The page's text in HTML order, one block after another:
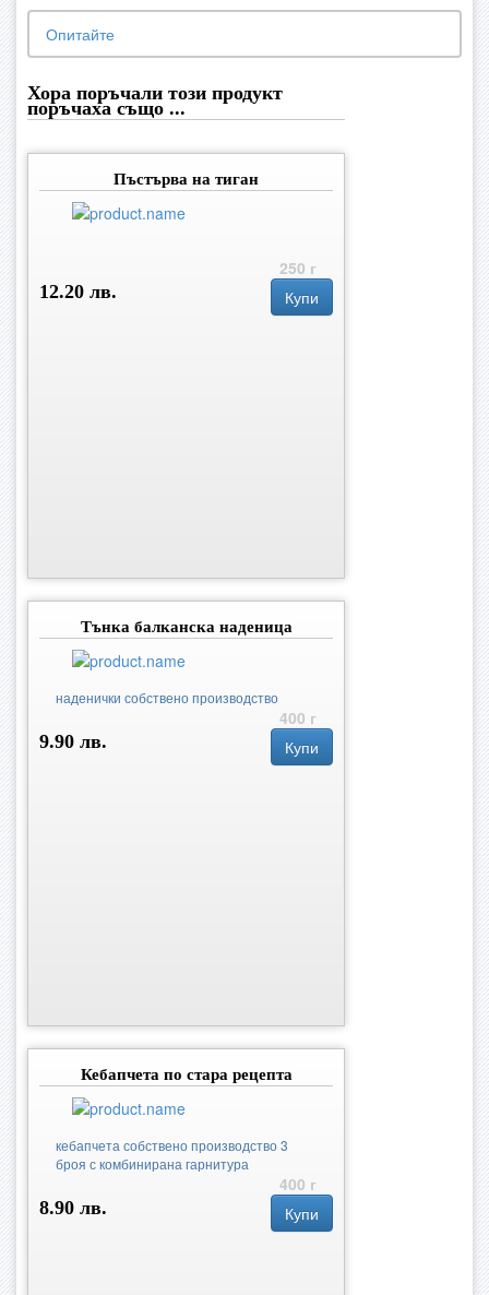
Опитайте
Хора поръчали този продукт
поръчаха също ...
Пъстърва на тиган
250 г
12.20 лв.
Купи
Тънка балканска наденица
наденички собствено производство
400 г
9.90 лв.
Купи
Кебапчета по стара рецепта
кебапчета собствено производство 3
броя с комбинирана гарнитура
400 г
8.90 лв.
Купи